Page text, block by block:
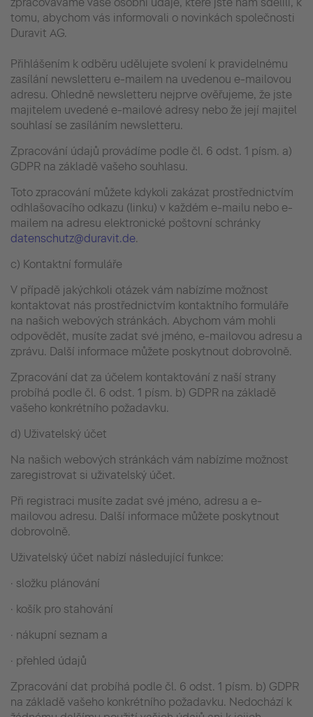
tomu, abychom vás informovali o novinkách společnosti
Duravit AG.
Přihlášením k odběru udělujete svolení k pravidelnému
zasílání newsletteru e-mailem na uvedenou e-mailovou
adresu. Ohledně newsletteru nejprve ověřujeme, že jste
majitelem uvedené e-mailové adresy nebo že její majitel
souhlasí se zasíláním newsletteru.
Zpracování údajů provádíme podle čl. 6 odst. 1 písm. a)
GDPR na základě vašeho souhlasu.
Toto zpracování můžete kdykoli zakázat prostřednictvím
odhlašovacího odkazu (linku) v každém e-mailu nebo e-
mailem na adresu elektronické poštovní schránky
datenschutz@duravit.de.
c) Kontaktní formuláře
V případě jakýchkoli otázek vám nabízíme možnost
kontaktovat nás prostřednictvím kontaktního formuláře
na našich webových stránkách. Abychom vám mohli
odpovědět, musíte zadat své jméno, e-mailovou adresu a
zprávu. Další informace můžete poskytnout dobrovolně.
Zpracování dat za účelem kontaktování z naší strany
probíhá podle čl. 6 odst. 1 písm. b) GDPR na základě
vašeho konkrétního požadavku.
d) Uživatelský účet
Na našich webových stránkách vám nabízíme možnost
zaregistrovat si uživatelský účet.
Při registraci musíte zadat své jméno, adresu a e-
mailovou adresu. Další informace můžete poskytnout
dobrovolně.
Uživatelský účet nabízí následující funkce:
· složku plánování
· košík pro stahování
· nákupní seznam a
· přehled údajů
Zpracování dat probíhá podle čl. 6 odst. 1 písm. b) GDPR
na základě vašeho konkrétního požadavku. Nedochází k